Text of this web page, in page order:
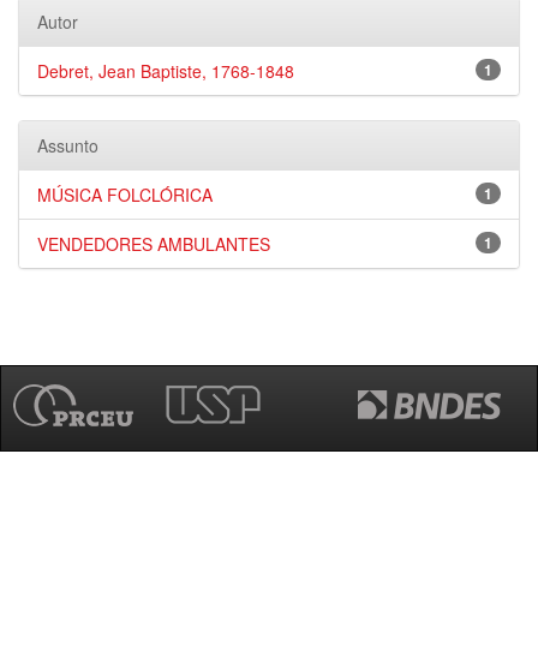
Autor
1
Debret, Jean Baptiste, 1768-1848
Assunto
1
MÚSICA FOLCLÓRICA
1
VENDEDORES AMBULANTES